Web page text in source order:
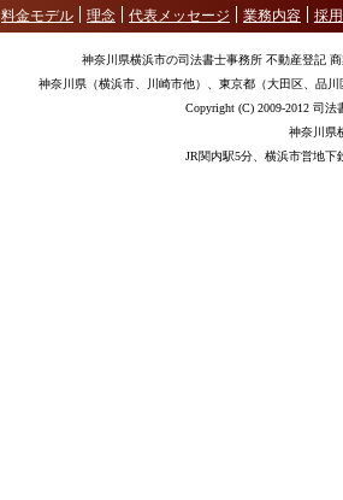
料金モデル 理念 代表メッセージ 業務内容 採
神奈川県横浜市の司法書士事務所 不動産登記
神奈川県（横浜市、川崎市他）、東京都（大田区、品
Copyright (C) 2009-2012 司
神奈川県
JR関内駅5分、横浜市営地